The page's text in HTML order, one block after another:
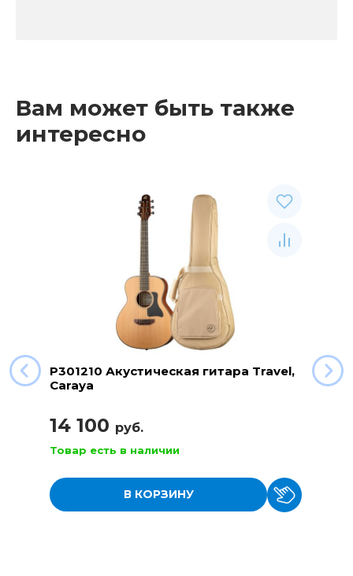
Вам может быть также
интересно
P301210 Акустическая гитара Travel,
Caraya
14 100 руб.
Товар есть в наличии
В КОРЗИНУ